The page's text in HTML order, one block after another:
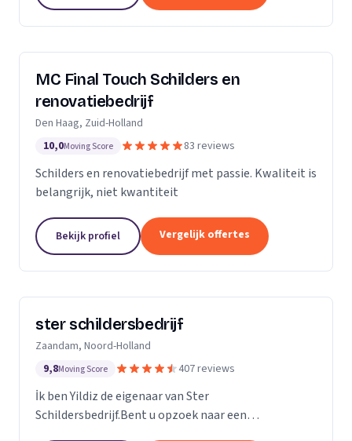
MC Final Touch Schilders en
renovatiebedrijf
Den Haag, Zuid-Holland
10,0Moving Score 83 reviews
Schilders en renovatiebedrijf met passie. Kwaliteit is
belangrijk, niet kwantiteit
Bekijk profiel Vergelijk offertes
ster schildersbedrijf
Zaandam, Noord-Holland
9,8Moving Score 407 reviews
İk ben Yildiz de eigenaar van Ster
Schildersbedrijf.Bent u opzoek naar een